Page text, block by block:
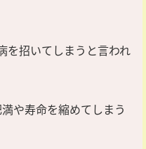
を招いてしまうと言われ
や寿命を縮めてしまう